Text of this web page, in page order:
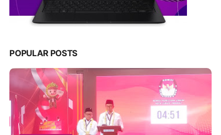
POPULAR POSTS